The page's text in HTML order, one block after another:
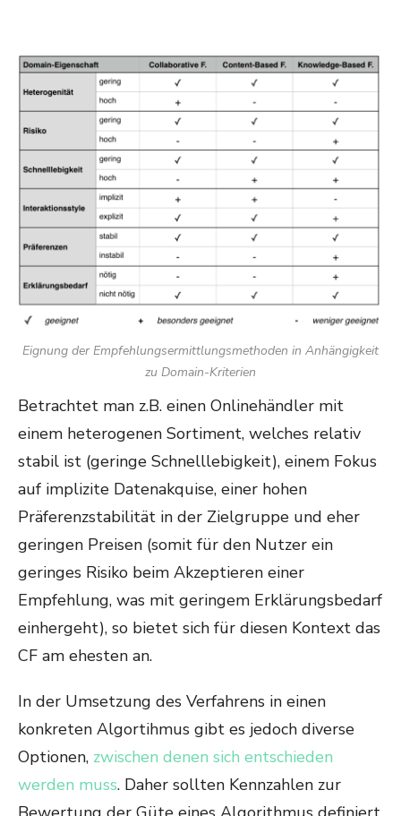
Eignung der Empfehlungsermittlungsmethoden in Anhängigkeit
zu Domain-Kriterien
Betrachtet man z.B. einen Onlinehändler mit
einem heterogenen Sortiment, welches relativ
stabil ist (geringe Schnelllebigkeit), einem Fokus
auf implizite Datenakquise, einer hohen
Präferenzstabilität in der Zielgruppe und eher
geringen Preisen (somit für den Nutzer ein
geringes Risiko beim Akzeptieren einer
Empfehlung, was mit geringem Erklärungsbedarf
einhergeht), so bietet sich für diesen Kontext das
CF am ehesten an.
In der Umsetzung des Verfahrens in einen
konkreten Algortihmus gibt es jedoch diverse
Optionen, zwischen denen sich entschieden
werden muss. Daher sollten Kennzahlen zur